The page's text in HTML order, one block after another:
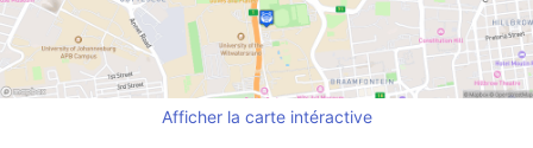
Afficher la carte intéractive